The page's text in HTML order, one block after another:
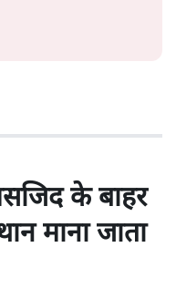
के बाहर
माना जाता